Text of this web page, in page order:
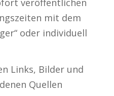
veröffentlichen
mit dem
oder individuell
Links, Bilder und
Quellen